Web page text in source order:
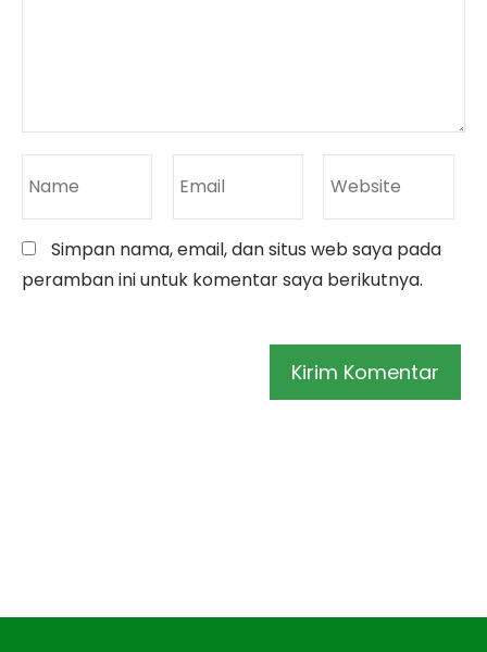
Simpan nama, email, dan situs web saya pada
peramban ini untuk komentar saya berikutnya.